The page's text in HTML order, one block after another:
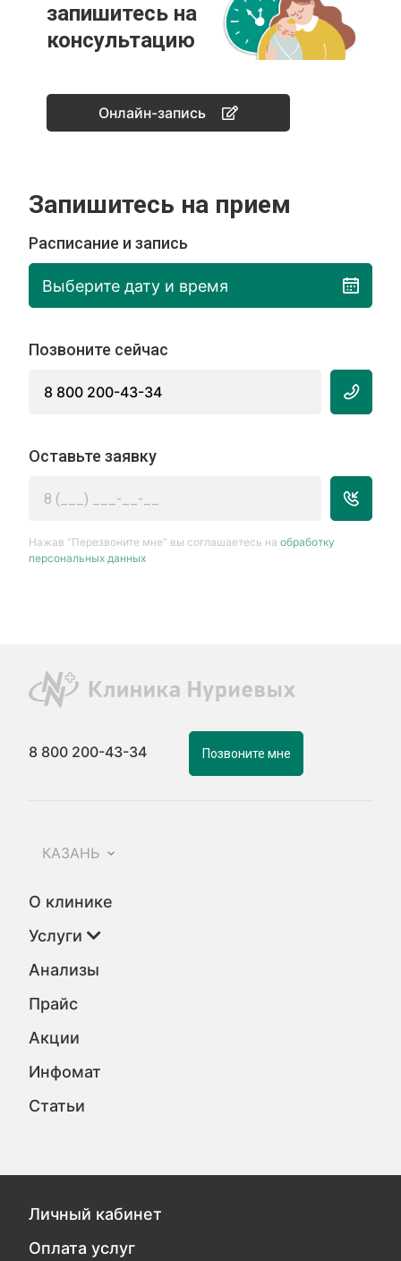
запишитесь на
консультацию
Онлайн-запись
Запишитесь на прием
Расписание и запись
Выберите дату и время
Позвоните сейчас
8 800 200-43-34
Оставьте заявку
Нажав “Перезвоните мне” вы соглашаетесь наобработку
персональных данных
8 800 200-43-34 Позвоните мне
КАЗАНЬ
О клинике
Услуги
Анализы
Прайс
Акции
Инфомат
Статьи
Личный кабинет
Оплата услуг